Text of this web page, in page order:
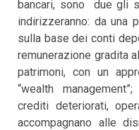
bancari, sono due gli
indirizzeranno: da una
sulla base dei conti
remunerazione gradita
patrimoni, con un
“wealth
crediti deteriorati,
accompagnano alle